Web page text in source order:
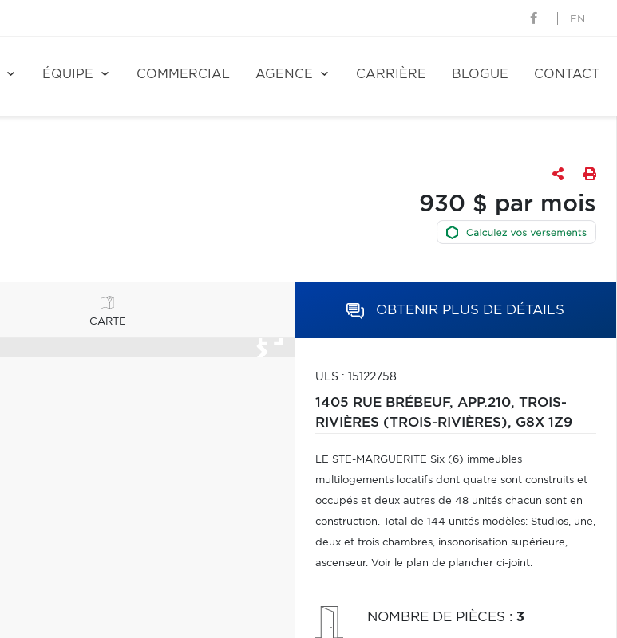
EN
ÉQUIPE COMMERCIAL AGENCE CARRIÈRE BLOGUE CONTACT
930 $ par mois
CARTE
OBTENIR PLUS DE DÉTAILS
ULS : 15122758
1405 RUE BRÉBEUF, APP.210, TROIS-
RIVIÈRES (TROIS-RIVIÈRES), G8X 1Z9
LE STE-MARGUERITE Six (6) immeubles
multilogements locatifs dont quatre sont construits et
occupés et deux autres de 48 unités chacun sont en
construction. Total de 144 unités modèles: Studios, une,
deux et trois chambres, insonorisation supérieure,
ascenseur. Voir le plan de plancher ci-joint.
NOMBRE DE PIÈCES : 3